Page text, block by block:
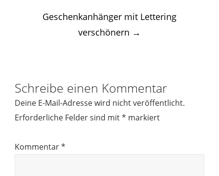
Post
navigation
Geschenkanhänger mit Lettering
verschönern →
Schreibe einen Kommentar
Deine E-Mail-Adresse wird nicht veröffentlicht.
Erforderliche Felder sind mit* markiert
Kommentar*